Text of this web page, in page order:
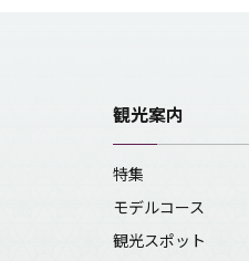
観光案内
特集
モデルコース
観光スポット